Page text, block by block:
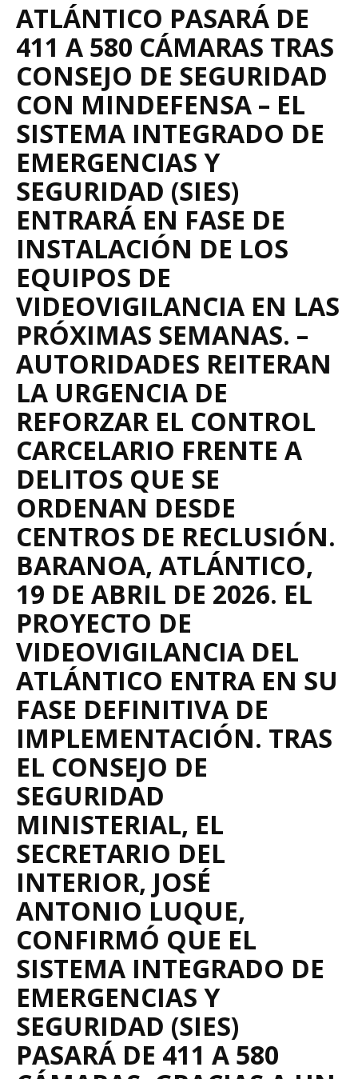
ATLÁNTICO PASARÁ DE
411 A 580 CÁMARAS TRAS
CONSEJO DE SEGURIDAD
CON MINDEFENSA – EL
SISTEMA INTEGRADO DE
EMERGENCIAS Y
SEGURIDAD (SIES)
ENTRARÁ EN FASE DE
INSTALACIÓN DE LOS
EQUIPOS DE
VIDEOVIGILANCIA EN LAS
PRÓXIMAS SEMANAS. –
AUTORIDADES REITERAN
LA URGENCIA DE
REFORZAR EL CONTROL
CARCELARIO FRENTE A
DELITOS QUE SE
ORDENAN DESDE
CENTROS DE RECLUSIÓN.
BARANOA, ATLÁNTICO,
19 DE ABRIL DE 2026. EL
PROYECTO DE
VIDEOVIGILANCIA DEL
ATLÁNTICO ENTRA EN SU
FASE DEFINITIVA DE
IMPLEMENTACIÓN. TRAS
EL CONSEJO DE
SEGURIDAD
MINISTERIAL, EL
SECRETARIO DEL
INTERIOR, JOSÉ
ANTONIO LUQUE,
CONFIRMÓ QUE EL
SISTEMA INTEGRADO DE
EMERGENCIAS Y
SEGURIDAD (SIES)
PASARÁ DE 411 A 580